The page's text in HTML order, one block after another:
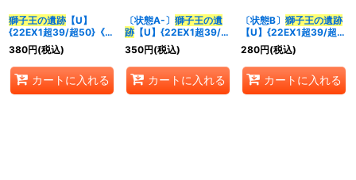
獅子王の遺跡 【U】
{22EX1超39/超50}《自
然》
380円(税込)
カートに入れる
〔状態A-〕 獅子王の遺
跡【U】{22EX1超39/超
50}《自然》
350円(税込)
カートに入れる
〔状態B〕 獅子王の遺跡
【U】{22EX1超39/超
50}《自然》
280円(税込)
カートに入れる